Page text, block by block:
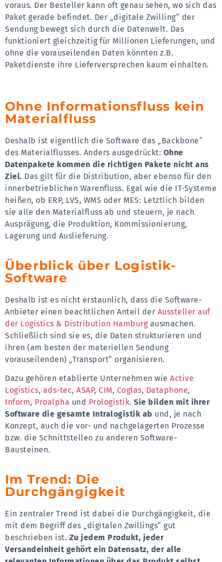
voraus. Der Besteller kann oft genau sehen, wo sich das
Paket gerade befindet. Der „digitale Zwilling“ der
Sendung bewegt sich durch die Datenwelt. Das
funktioniert gleichzeitig für Millionen Lieferungen, und
ohne die vorauseilenden Daten könnten z.B.
Paketdienste ihre Lieferversprechen kaum einhalten.
Ohne Informationsfluss kein
Materialfluss
Deshalb ist eigentlich die Software das „Backbone“
des Materialflusses. Anders ausgedrückt: Ohne
Datenpakete kommen die richtigen Pakete nicht ans
Ziel. Das gilt für die Distribution, aber ebenso für den
innerbetrieblichen Warenfluss. Egal wie die IT-Systeme
heißen, ob ERP, LVS, WMS oder MES: Letztlich bilden
sie alle den Materialfluss ab und steuern, je nach
Ausprägung, die Produktion, Kommissionierung,
Lagerung und Auslieferung.
Überblick über Logistik-
Software
Deshalb ist es nicht erstaunlich, dass die Software-
Anbieter einen beachtlichen Anteil der Aussteller auf
der Logistics & Distribution Hamburgausmachen.
Schließlich sind sie es, die Daten strukturieren und
ihren (am besten der materiellen Sendung
vorauseilenden) „Transport“ organisieren.
Dazu gehören etablierte Unternehmen wie Active
Logistics, ads-tec, ASAP, CIM, Coglas, Dataphone,
Inform, Proalpha und Prologistik. Sie bilden mit ihrer
Software die gesamte Intralogistik ab und, je nach
Konzept, auch die vor- und nachgelagerten Prozesse
bzw. die Schnittstellen zu anderen Software-
Bausteinen.
Im Trend: Die
Durchgängigkeit
Ein zentraler Trend ist dabei die Durchgängigkeit, die
mit dem Begriff des „digitalen Zwillings“ gut
beschrieben ist. Zu jedem Produkt, jeder
Versandeinheit gehört ein Datensatz, der alle